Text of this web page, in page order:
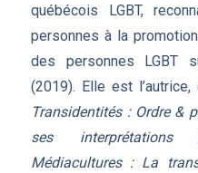
québécois LGBT,
personnes à la
des personnes LGBT
(2019). Elle est
Transidentités : Ordre &
ses interprétations
Médiacultures : La